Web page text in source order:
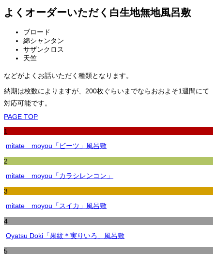
よくオーダーいただく白生地無地風呂敷
ブロード
綿シャンタン
サザンクロス
天竺
などがよくお話いただく種類となります。
納期は枚数によりますが、200枚ぐらいまでならおおよそ1週間にて
対応可能です。
PAGE TOP
1
mitate moyou「ビーツ」風呂敷
2
mitate moyou「カラシレンコン」
3
mitate moyou「スイカ」風呂敷
4
Oyatsu Doki「果紋＊実りいろ」風呂敷
5